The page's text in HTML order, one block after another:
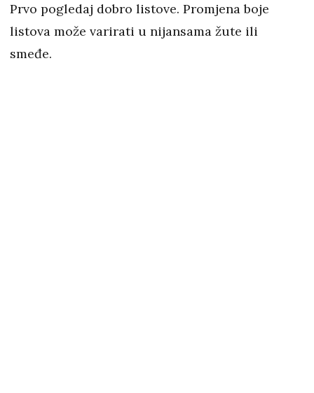
Prvo pogledaj dobro listove. Promjena boje
listova može varirati u nijansama žute ili
smeđe.